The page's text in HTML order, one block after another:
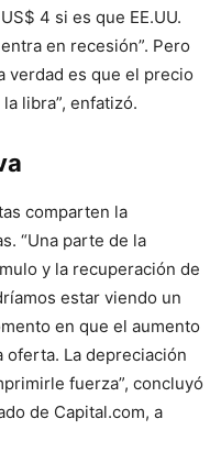
4 si es que EE.UU.
en recesión”. Pero
verdad es que el precio
libra”, enfatizó.
comparten la
“Una parte de la
y la recuperación de
estar viendo un
en que el aumento
La depreciación
fuerza”, concluyó
de Capital.com, a